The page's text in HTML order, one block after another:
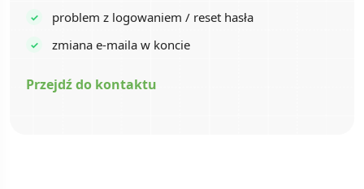
problem z logowaniem / reset hasła
zmiana e-maila w koncie
Przejdź do kontaktu